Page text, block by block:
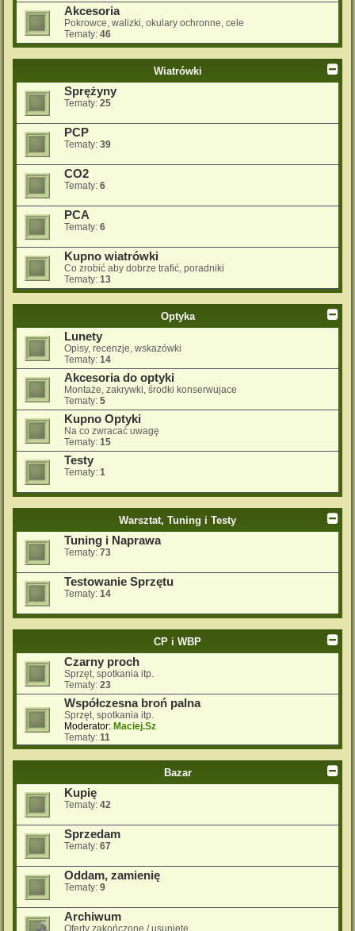
Akcesoria
Pokrowce, walizki, okulary ochronne, cele
Tematy: 46
Wiatrówki
Sprężyny
Tematy: 25
PCP
Tematy: 39
CO2
Tematy: 6
PCA
Tematy: 6
Kupno wiatrówki
Co zrobić aby dobrze trafić, poradniki
Tematy: 13
Optyka
Lunety
Opisy, recenzje, wskazówki
Tematy: 14
Akcesoria do optyki
Montaże, zakrywki, środki konserwujace
Tematy: 5
Kupno Optyki
Na co zwracać uwagę
Tematy: 15
Testy
Tematy: 1
Warsztat, Tuning i Testy
Tuning i Naprawa
Tematy: 73
Testowanie Sprzętu
Tematy: 14
CP i WBP
Czarny proch
Sprzęt, spotkania itp.
Tematy: 23
Współczesna broń palna
Sprzęt, spotkania itp.
Moderator: Maciej.Sz
Tematy: 11
Bazar
Kupię
Tematy: 42
Sprzedam
Tematy: 67
Oddam, zamienię
Tematy: 9
Archiwum
Oferty zakończone / usunięte